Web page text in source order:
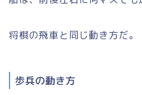
将棋の飛車と同じ動き方だ。
歩兵の動き方